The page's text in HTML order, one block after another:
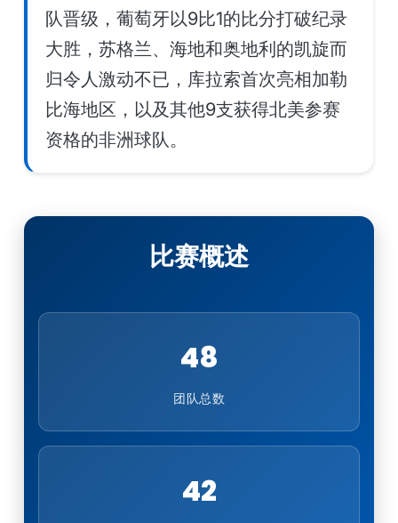
队晋级，葡萄牙以9比1的比分打破纪录
大胜，苏格兰、海地和奥地利的凯旋而
归令人激动不已，库拉索首次亮相加勒
比海地区，以及其他9支获得北美参赛
资格的非洲球队。
比赛概述
48
团队总数
42